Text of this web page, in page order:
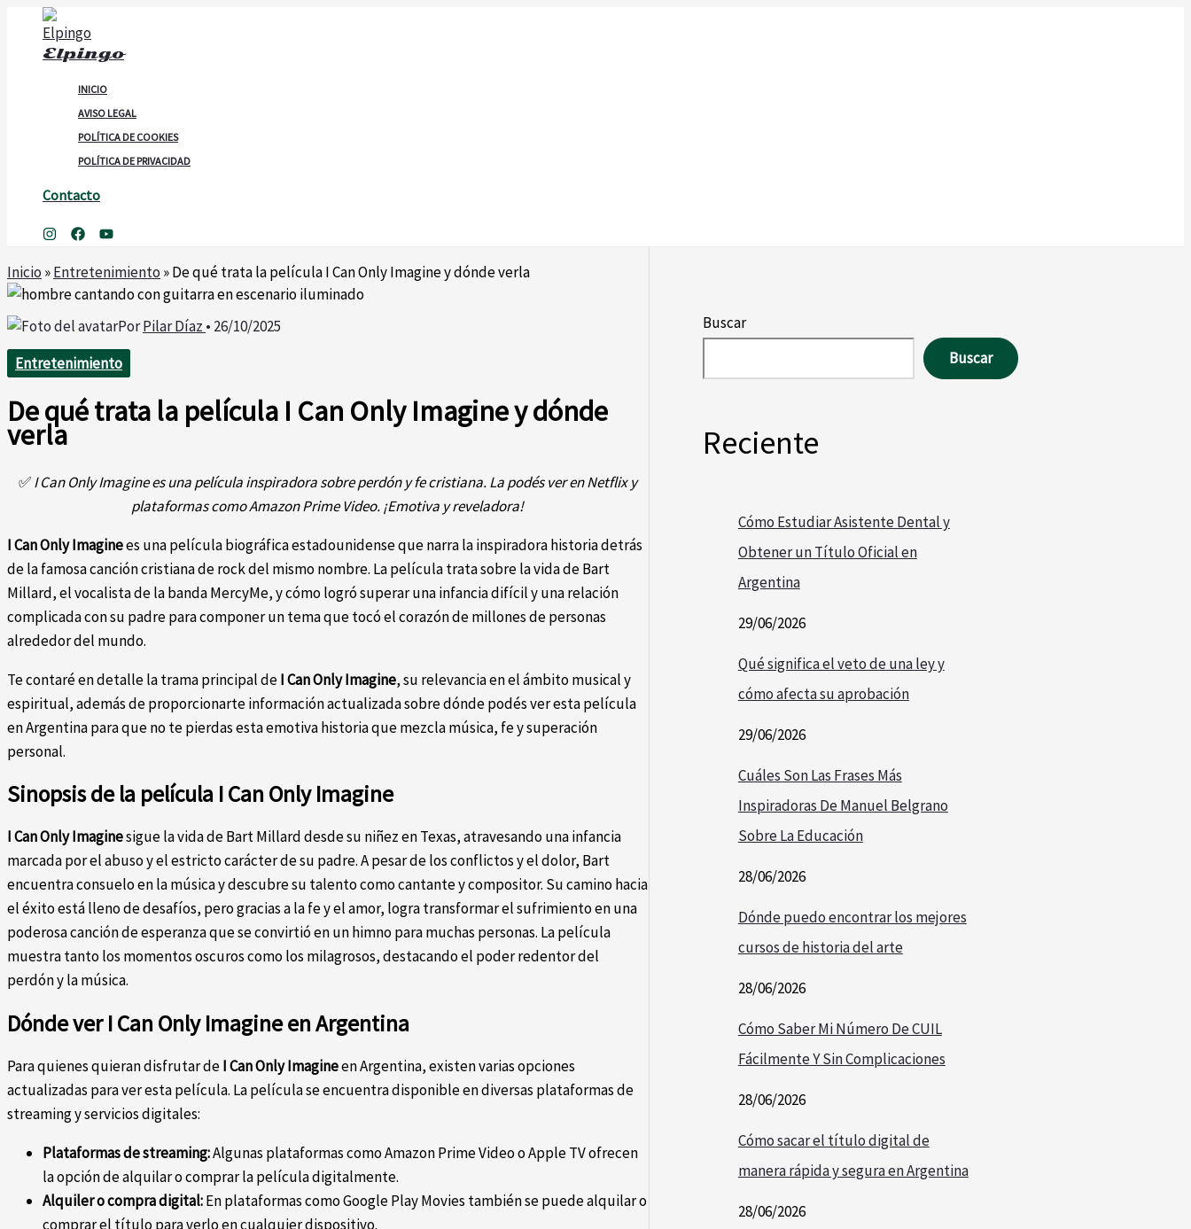
contenido
Elpingo
INICIO
AVISO LEGAL
POLÍTICA DE COOKIES
POLÍTICA DE PRIVACIDAD
Contacto
Inicio »Entretenimiento »De qué trata la película I Can Only Imagine y dónde verla
PorPilar Díaz • 26/10/2025
Entretenimiento
De qué trata la película I Can Only Imagine y dónde
verla
✅I Can Only Imagine es una película inspiradora sobre perdón y fe cristiana. La podés ver en Netflix y
plataformas como Amazon Prime Video. ¡Emotiva y reveladora!
I Can Only Imaginees una película biográfica estadounidense que narra la inspiradora historia detrás
de la famosa canción cristiana de rock del mismo nombre. La película trata sobre la vida de Bart
Millard, el vocalista de la banda MercyMe, y cómo logró superar una infancia difícil y una relación
complicada con su padre para componer un tema que tocó el corazón de millones de personas
alrededor del mundo.
Te contaré en detalle la trama principal deI Can Only Imagine, su relevancia en el ámbito musical y
espiritual, además de proporcionarte información actualizada sobre dónde podés ver esta película
en Argentina para que no te pierdas esta emotiva historia que mezcla música, fe y superación
personal.
Sinopsis de la película I Can Only Imagine
I Can Only Imaginesigue la vida de Bart Millard desde su niñez en Texas, atravesando una infancia
marcada por el abuso y el estricto carácter de su padre. A pesar de los conflictos y el dolor, Bart
encuentra consuelo en la música y descubre su talento como cantante y compositor. Su camino hacia
el éxito está lleno de desafíos, pero gracias a la fe y el amor, logra transformar el sufrimiento en una
poderosa canción de esperanza que se convirtió en un himno para muchas personas. La película
muestra tanto los momentos oscuros como los milagrosos, destacando el poder redentor del
perdón y la música.
Dónde ver I Can Only Imagine en Argentina
Para quienes quieran disfrutar deI Can Only Imagineen Argentina, existen varias opciones
actualizadas para ver esta película. La película se encuentra disponible en diversas plataformas de
streaming y servicios digitales:
Plataformas de streaming:Algunas plataformas como Amazon Prime Video o Apple TV ofrecen
la opción de alquilar o comprar la película digitalmente.
Alquiler o compra digital:En plataformas como Google Play Movies también se puede alquilar o
comprar el título para verlo en cualquier dispositivo.
Buscar
Buscar
Reciente
Cómo Estudiar Asistente Dental y
Obtener un Título Oficial en
Argentina
29/06/2026
Qué significa el veto de una ley y
cómo afecta su aprobación
29/06/2026
Cuáles Son Las Frases Más
Inspiradoras De Manuel Belgrano
Sobre La Educación
28/06/2026
Dónde puedo encontrar los mejores
cursos de historia del arte
28/06/2026
Cómo Saber Mi Número De CUIL
Fácilmente Y Sin Complicaciones
28/06/2026
Cómo sacar el título digital de
manera rápida y segura en Argentina
28/06/2026